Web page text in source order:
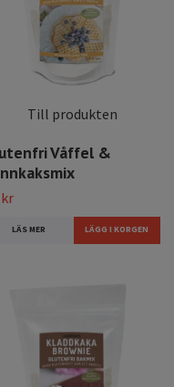
Till produkten
Våffel &
LÄS MER